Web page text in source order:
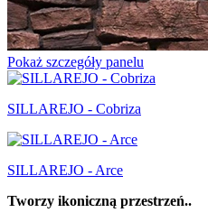
Pokaż szczegóły panelu
SILLAREJO - Cobriza
SILLAREJO - Arce
Tworzy ikoniczną przestrzeń..